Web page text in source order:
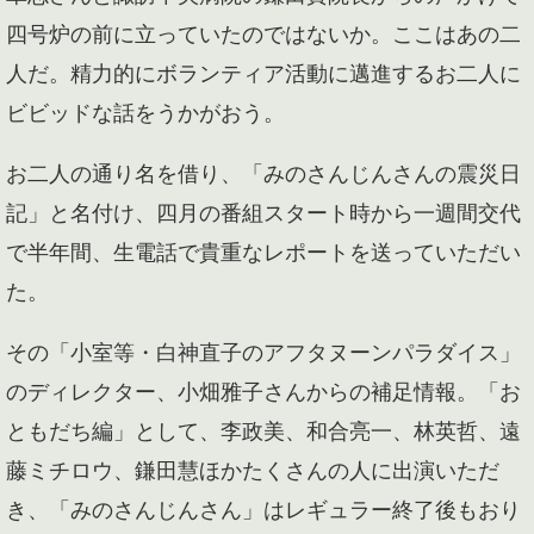
四号炉の前に立っていたのではないか。ここはあの二
人だ。精力的にボランティア活動に邁進するお二人に
ビビッドな話をうかがおう。
お二人の通り名を借り、「みのさんじんさんの震災日
記」と名付け、四月の番組スタート時から一週間交代
で半年間、生電話で貴重なレポートを送っていただい
た。
その「小室等・白神直子のアフタヌーンパラダイス」
のディレクター、小畑雅子さんからの補足情報。「お
ともだち編」として、李政美、和合亮一、林英哲、遠
藤ミチロウ、鎌田慧ほかたくさんの人に出演いただ
き、「みのさんじんさん」はレギュラー終了後もおり